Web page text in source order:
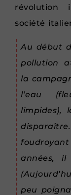
révolution
société
Au début
pollution
la
l’eau
limpides),
années, il
peu